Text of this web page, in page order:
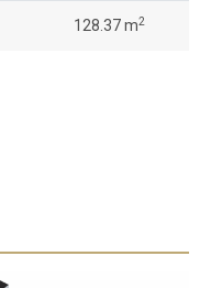
128.37 m2